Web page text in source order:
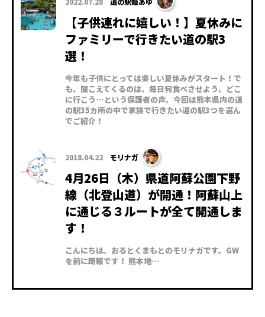
【子供連れに嬉しい！】夏休みに
ファミリーで行きたい道の駅3
選！
今年も子供にとっては楽しい夏休みがスタート！で
も、聞こえてくるのは、毎日何食べさせよう、どこ
に行こう…という保護者の声。今回は熊本県内の道
の駅35カ所の中で家族で行きたい道の駅3つを選ん
でご紹介！
2018.04.22 モリナガ
4月26日（木）県道阿蘇公園下野
線（北登山道）が開通！阿蘇山上
に通じる３ルートが全て開通しま
す！
こんにちは。おるとくまもとのモリナガです。GW
を前に朗報です！ 熊本地…